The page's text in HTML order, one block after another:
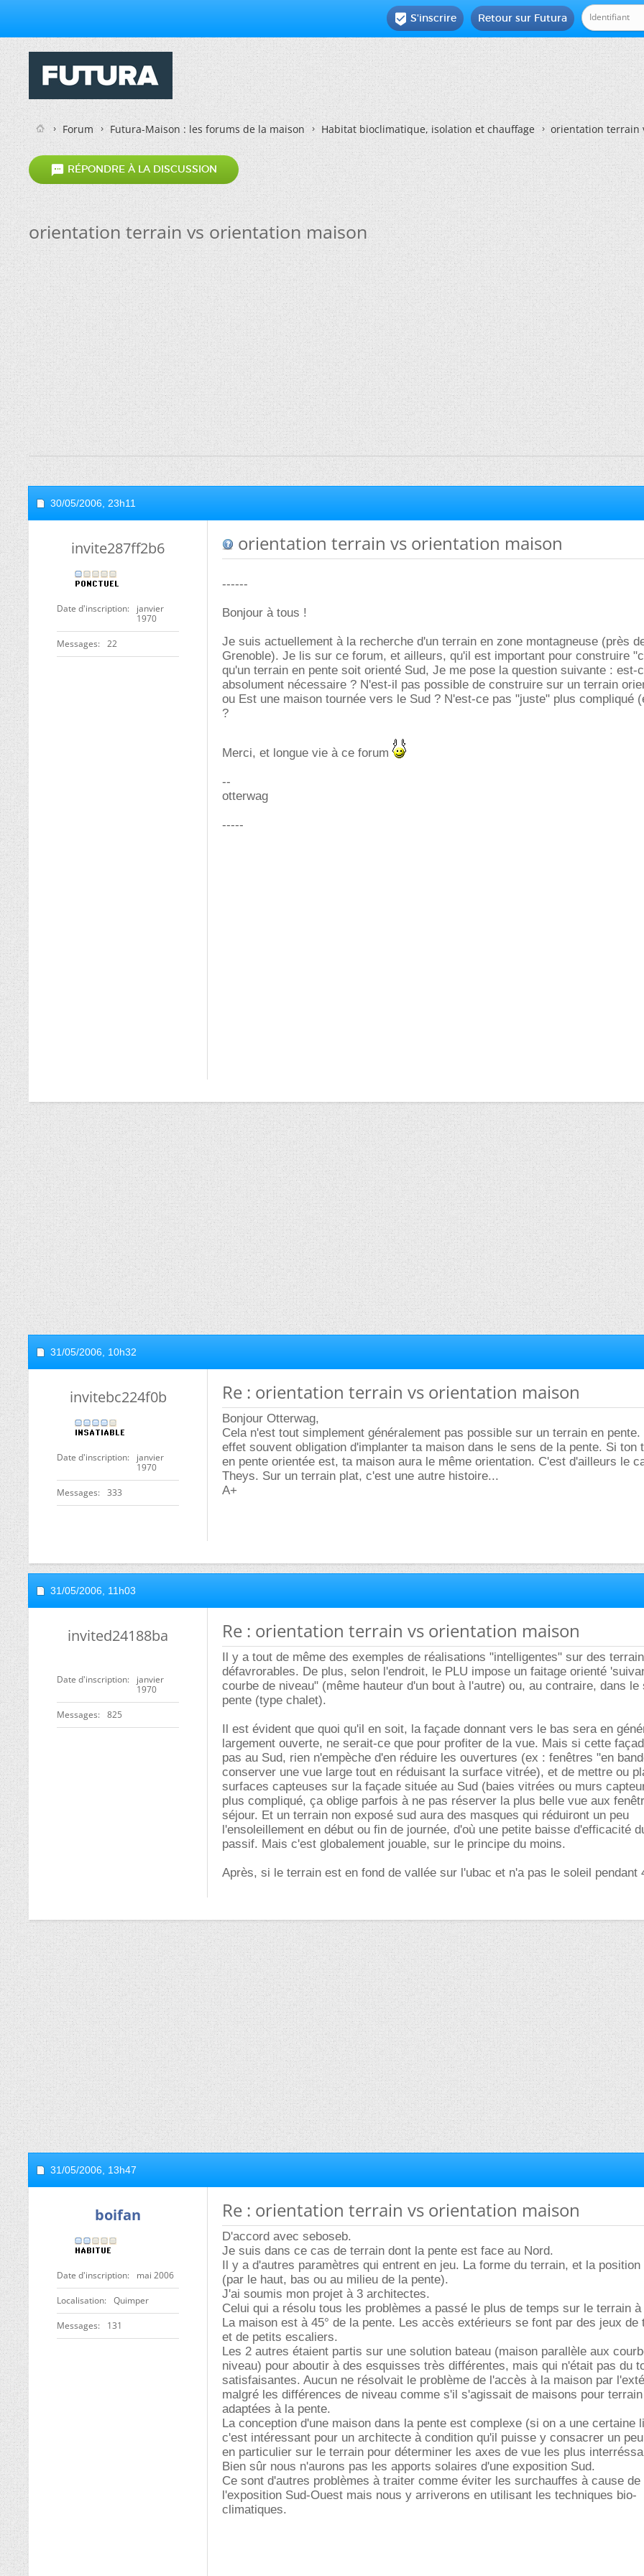
Retour sur Futura
 S'inscrire
Forum Futura-Maison : les forums de la maison Habitat bioclimatique, isolation et chauffage orientation terrain
 RÉPONDRE À LA DISCUSSION
orientation terrain vs orientation maison
30/05/2006, 23h11
invite287ff2b6
Date d'inscription
janvier
1970
Messages 22
orientation terrain vs orientation maison
------
Bonjour à tous !
Je suis actuellement à la recherche d'un terrain en zone montagneuse (près
Grenoble). Je lis sur ce forum, et ailleurs, qu'il est important pour construire
qu'un terrain en pente soit orienté Sud, Je me pose la question suivante : est-
absolument nécessaire ? N'est-il pas possible de construire sur un terrain
ou Est une maison tournée vers le Sud ? N'est-ce pas "juste" plus compliqué
?
Merci, et longue vie à ce forum
--
otterwag
-----
31/05/2006, 10h32
invitebc224f0b
Date d'inscription
janvier
1970
Messages 333
Re : orientation terrain vs orientation maison
Bonjour Otterwag,
Cela n'est tout simplement généralement pas possible sur un terrain en pente.
effet souvent obligation d'implanter ta maison dans le sens de la pente. Si ton
en pente orientée est, ta maison aura le même orientation. C'est d'ailleurs le
Theys. Sur un terrain plat, c'est une autre histoire...
A+
31/05/2006, 11h03
invited24188ba
Date d'inscription
janvier
1970
Messages 825
Re : orientation terrain vs orientation maison
Il y a tout de même des exemples de réalisations "intelligentes" sur des
défavrorables. De plus, selon l'endroit, le PLU impose un faitage orienté
courbe de niveau" (même hauteur d'un bout à l'autre) ou, au contraire, dans le
pente (type chalet).
Il est évident que quoi qu'il en soit, la façade donnant vers le bas sera en
largement ouverte, ne serait-ce que pour profiter de la vue. Mais si cette
pas au Sud, rien n'empèche d'en réduire les ouvertures (ex : fenêtres "en
conserver une vue large tout en réduisant la surface vitrée), et de mettre ou
surfaces capteuses sur la façade située au Sud (baies vitrées ou murs
plus compliqué, ça oblige parfois à ne pas réserver la plus belle vue aux
séjour. Et un terrain non exposé sud aura des masques qui réduiront un peu
l'ensoleillement en début ou fin de journée, d'où une petite baisse d'efficacité
passif. Mais c'est globalement jouable, sur le principe du moins.
Après, si le terrain est en fond de vallée sur l'ubac et n'a pas le soleil pendant
31/05/2006, 13h47
boifan
Date d'inscription mai 2006
Localisation Quimper
Messages 131
Re : orientation terrain vs orientation maison
D'accord avec seboseb.
Je suis dans ce cas de terrain dont la pente est face au Nord.
Il y a d'autres paramètres qui entrent en jeu. La forme du terrain, et la
(par le haut, bas ou au milieu de la pente).
J'ai soumis mon projet à 3 architectes.
Celui qui a résolu tous les problèmes a passé le plus de temps sur le terrain
La maison est à 45° de la pente. Les accès extérieurs se font par des jeux de
et de petits escaliers.
Les 2 autres étaient partis sur une solution bateau (maison parallèle aux
niveau) pour aboutir à des esquisses très différentes, mais qui n'était pas du
satisfaisantes. Aucun ne résolvait le problème de l'accès à la maison par
malgré les différences de niveau comme s'il s'agissait de maisons pour
adaptées à la pente.
La conception d'une maison dans la pente est complexe (si on a une certaine
c'est intéressant pour un architecte à condition qu'il puisse y consacrer un
en particulier sur le terrain pour déterminer les axes de vue les plus
Bien sûr nous n'aurons pas les apports solaires d'une exposition Sud.
Ce sont d'autres problèmes à traiter comme éviter les surchauffes à cause de
l'exposition Sud-Ouest mais nous y arriverons en utilisant les techniques bio-
climatiques.